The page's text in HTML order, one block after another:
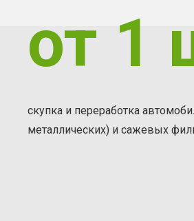
от 1
скупка и переработка
металлических) и сажевых